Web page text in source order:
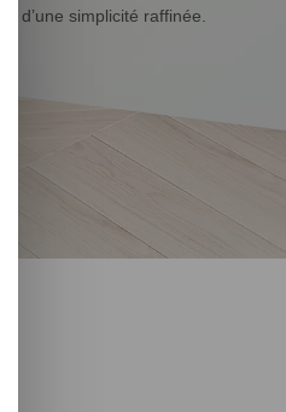
d’une simplicité raffinée.